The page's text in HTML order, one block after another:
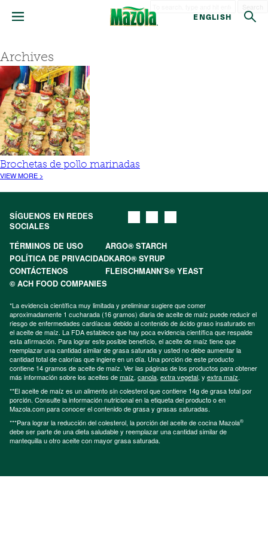
ENGLISH
Archives
Brochetas de pollo marinadas
VIEW MORE >
SÍGUENOS EN REDES
SOCIALES
TÉRMINOS DE USO
ARGO® STARCH
POLÍTICA DE PRIVACIDADKARO® SYRUP
CONTÁCTENOS
FLEISCHMANN’S® YEAST
© ACH FOOD COMPANIES
*La evidencia científica muy limitada y preliminar sugiere que comer
aproximadamente 1 cucharada (16 gramos) diaria de aceite de maíz puede reducir el
riesgo de enfermedades cardíacas debido al contenido de ácido graso insaturado en
el aceite de maíz. La FDA establece que hay poca evidencia científica que respalde
esta afirmación. Para lograr este posible beneficio, el aceite de maíz tiene que
reemplazar una cantidad similar de grasa saturada y usted no debe aumentar la
cantidad total de calorías que ingiere en un día. Una porción de este producto
contiene 14 gramos de aceite de maíz. Ver las páginas de los productos para obtener
más información sobre los aceites demaíz, canola, extra vegetal, y extra maíz.
**El aceite de maíz es un alimento sin colesterol que contiene 14g de grasa total por
porción. Consulte la información nutricional en la etiqueta del producto o en
Mazola.com para conocer el contenido de grasa y grasas saturadas.
***Para lograr la reducción del colesterol, la porción del aceite de cocina Mazola®
debe ser parte de una dieta saludable y reemplazar una cantidad similar de
mantequilla u otro aceite con mayor grasa saturada.